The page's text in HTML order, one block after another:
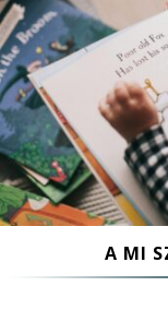
A MI